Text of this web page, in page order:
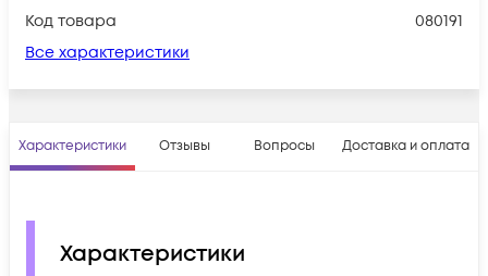
Код товара
080191
Все характеристики
Характеристики Отзывы Вопросы Доставка и оплата
Характеристики